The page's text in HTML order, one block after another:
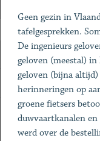
Geen gezin in
tafelgesprekken.
De ingenieurs
geloven (meestal)
geloven (bijna
herinneringen op
groene fietsers
duwvaartkanalen en
werd over de